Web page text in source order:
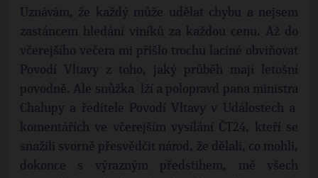
Uznávám, že každý může udělat chybu a nejsem
zastáncem hledání viníků za každou cenu. Až do
včerejšího večera mi přišlo trochu laciné obviňovat
Povodí Vltavy z toho, jaký průběh mají letošní
povodně. Ale snůžka lží a polopravd pana ministra
Chalupy a ředitele Povodí Vltavy v Událostech a
komentářích ve včerejším vysílání ČT24, kteří se
snažili svorně přesvědčit národ, že dělali, co mohli,
dokonce s výrazným předstihem, mě všech